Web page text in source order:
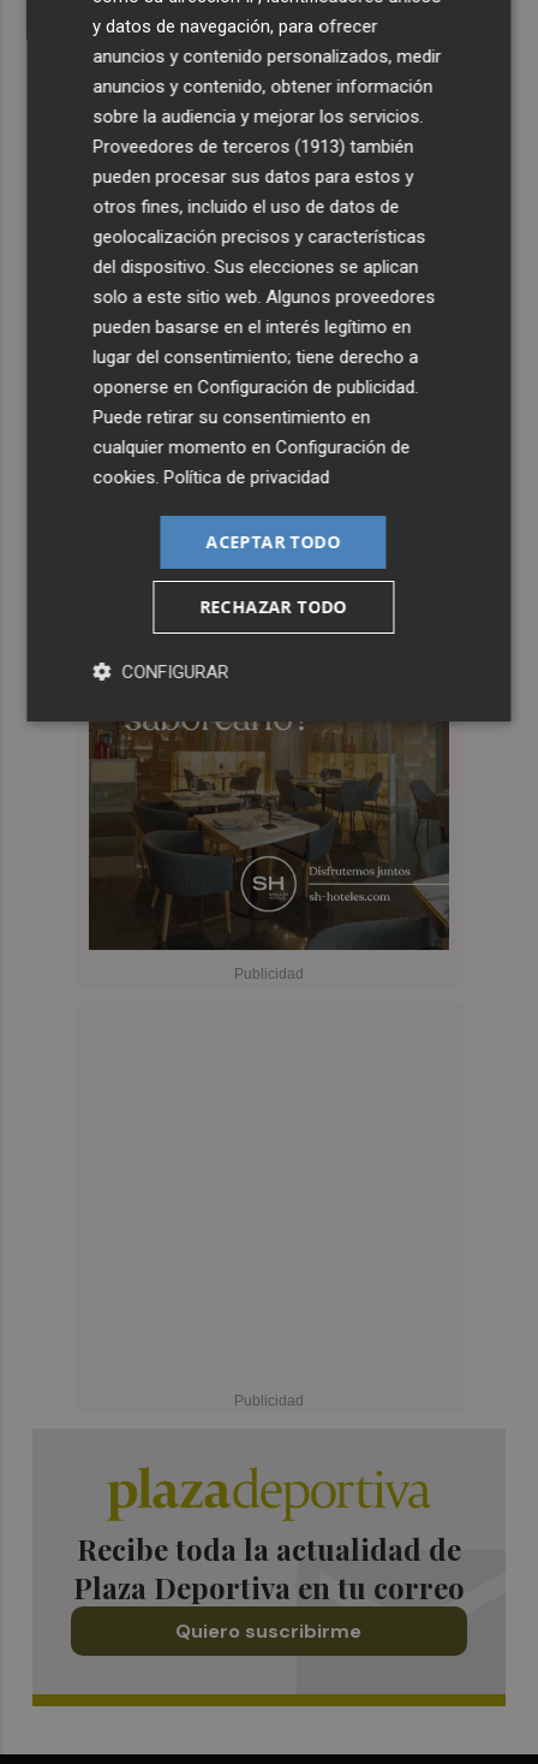
Recibe toda la actualidad de
Plaza Deportiva en tu correo
Quiero suscribirme
y datos de navegación, para ofrecer
anuncios y contenido personalizados, medir
anuncios y contenido, obtener información
sobre la audiencia y mejorar los servicios.
Proveedores de terceros (1913) también
pueden procesar sus datos para estos y
otros fines, incluido el uso de datos de
geolocalización precisos y características
del dispositivo. Sus elecciones se aplican
solo a este sitio web. Algunos proveedores
pueden basarse en el interés legítimo en
lugar del consentimiento; tiene derecho a
oponerse enConfiguración de publicidad.
Puede retirar su consentimiento en
cualquier momento enConfiguración de
cookies.Política de privacidad
ACEPTAR TODO
RECHAZAR TODO
CONFIGURAR